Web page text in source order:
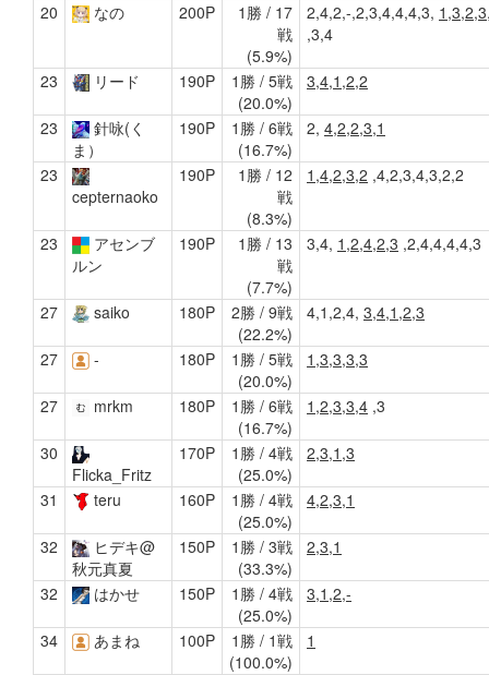
20 なの 200P
1勝 / 17
戦
(5.9%)
2,4,2,-,2,3,4,4,4,3,
,3,4
23 リード 190P
1勝 / 5戦
(20.0%)
3,4,1,2,2
23
針咏(く
ま）
190P
1勝 / 6戦
(16.7%)
2, 4,2,2,3,1
23
cepternaoko
190P
1勝 / 12
戦
(8.3%)
1,4,2,3,2 ,4,2,3,4,3,2,2
23
アセンブ
ルン
190P
1勝 / 13
戦
(7.7%)
3,4, 1,2,4,2,3 ,2,4,4,4,4,3
27 saiko 180P
2勝 / 9戦
(22.2%)
4,1,2,4, 3,4,1,2,3
27 - 180P
1勝 / 5戦
(20.0%)
1,3,3,3,3
27 mrkm 180P
1勝 / 6戦
(16.7%)
1,2,3,3,4 ,3
30
Flicka_Fritz
170P
1勝 / 4戦
(25.0%)
2,3,1,3
31 teru 160P
1勝 / 4戦
(25.0%)
4,2,3,1
32
ヒデキ@
秋元真夏
150P
1勝 / 3戦
(33.3%)
2,3,1
32 はかせ 150P
1勝 / 4戦
(25.0%)
3,1,2,-
34 あまね 100P
1勝 / 1戦
(100.0%)
1